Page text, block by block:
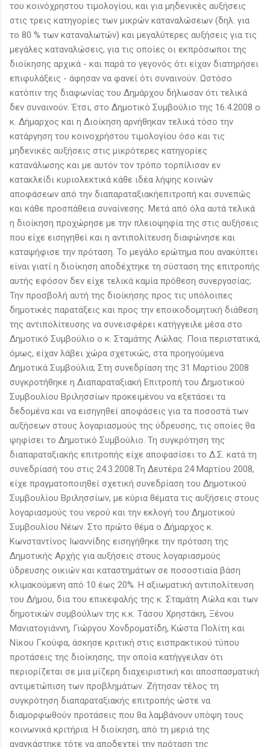
του κοινόχρηστου τιμολογίου, και για μηδενικές αυξήσεις
στις τρεις κατηγορίες των μικρών καταναλώσεων (δηλ. για
το 80 % των καταναλωτών) και μεγαλύτερες αυξήσεις για τις
μεγάλες καταναλώσεις, για τις οποίες οι εκπρόσωποι της
διοίκησης αρχικά - και παρά το γεγονός ότι είχαν διατηρήσει
επιφυλάξεις - άφησαν να φανεί ότι συναινούν. Ωστόσο
κατόπιν της διαφωνίας του Δημάρχου δήλωσαν ότι τελικά
δεν συναινούν. Έτσι, στο Δημοτικό Συμβούλιο της 16.4.2008 ο
κ. Δήμαρχος και η Διοίκηση αρνήθηκαν τελικά τόσο την
κατάργηση του κοινοχρήστου τιμολογίου όσο και τις
μηδενικές αυξήσεις στις μικρότερες κατηγορίες
κατανάλωσης και με αυτόν τον τρόπο τορπίλισαν εν
κατακλείδι κυριολεκτικά κάθε ιδέα λήψης κοινών
αποφάσεων από την διαπαραταξιακήεπιτροπή και συνεπώς
και κάθε προσπάθεια συναίνεσης. Μετά από όλα αυτά τελικά
η διοίκηση προχώρησε με την πλειοψηφία της στις αυξήσεις
που είχε εισηγηθεί και η αντιπολίτευση διαφώνησε και
καταψήφισε την πρόταση. Το μεγάλο ερώτημα που ανακύπτει
είναι γιατί η διοίκηση αποδέχτηκε τη σύσταση της επιτροπής
αυτής εφόσον δεν είχε τελικά καμία πρόθεση συνεργασίας;
Την προσβολή αυτή της διοίκησης προς τις υπόλοιπες
δημοτικές παρατάξεις και προς την εποικοδομητική διάθεση
της αντιπολίτευσης να συνεισφέρει κατήγγειλε μέσα στο
Δημοτικό Συμβούλιο ο κ. Σταμάτης Λώλας. Ποια περιστατικά,
όμως, είχαν λάβει χώρα σχετικώς, στα προηγούμενα
Δημοτικά Συμβούλια; Στη συνεδρίαση της 31 Μαρτίου 2008
συγκροτήθηκε η Διαπαραταξιακή Επιτροπή του Δημοτικού
Συμβουλίου Βριλησσίων προκειμένου να εξετάσει τα
δεδομένα και να εισηγηθεί αποφάσεις για τα ποσοστά των
αυξήσεων στους λογαριασμούς της ύδρευσης, τις οποίες θα
ψηφίσει το Δημοτικό Συμβούλιο. Τη συγκρότηση της
διαπαραταξιακής επιτροπής είχε αποφασίσει το Δ.Σ. κατά τη
συνεδρίασή του στις 24.3.2008.Τη Δευτέρα 24 Μαρτίου 2008,
είχε πραγματοποιηθεί σχετική συνεδρίαση του Δημοτικού
Συμβουλίου Βριλησσίων, με κύρια θέματα τις αυξήσεις στους
λογαριασμούς του νερού και την εκλογή του Δημοτικού
Συμβουλίου Νέων. Στο πρώτο θέμα ο Δήμαρχος κ.
Κωνσταντίνος Ιωαννίδης εισηγήθηκε την πρόταση της
Δημοτικής Αρχής για αυξήσεις στους λογαριασμούς
ύδρευσης οικιών και καταστημάτων σε ποσοστιαία βάση
κλιμακούμενη από 10 έως 20%. Η αξιωματική αντιπολίτευση
του Δήμου, δια του επικεφαλής της κ. Σταμάτη Λώλα και των
δημοτικών συμβούλων της κ.κ. Τάσου Χρηστάκη, Ξένου
Μανιατογιάννη, Γιώργου Χονδροματίδη, Κώστα Πολίτη και
Νίκου Γκούφα, άσκησε κριτική στις εισπρακτικού τύπου
προτάσεις της διοίκησης, την οποία κατήγγειλαν ότι
περιορίζεται σε μια μίζερη διαχειριστική και αποσπασματική
αντιμετώπιση των προβλημάτων. Ζήτησαν τέλος τη
συγκρότηση διαπαραταξιακής επιτροπής ώστε να
διαμορφωθούν προτάσεις που θα λαμβάνουν υπόψη τους
κοινωνικά κριτήρια. Η διοίκηση, από τη μεριά της
αναγκάστηκε τότε να αποδεχτεί την πρόταση της